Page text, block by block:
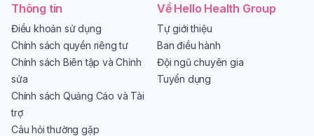
Thông tin
Điều khoản sử dụng
Chính sách quyền riêng tư
Chính sách Biên tập và Chỉnh
sửa
Chính sách Quảng Cáo và Tài
trợ
Câu hỏi thường gặp
Về Hello Health Group
Tự giới thiệu
Ban điều hành
Đội ngũ chuyên gia
Tuyển dụng